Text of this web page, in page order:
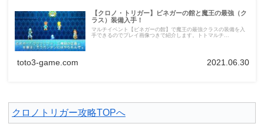
【クロノ・トリガー】ビネガーの館と魔王の最強（ク
ラス）装備入手！
マルチイベント【ビネガーの館】で魔王の最強クラスの装備を入
手できるのでプレイ画像つきで紹介します。トトマルチ...
toto3-game.com 2021.06.30
クロノトリガー攻略TOPへ